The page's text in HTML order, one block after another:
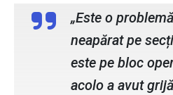
„Este o
neapărat pe
este pe bloc
acolo a avut